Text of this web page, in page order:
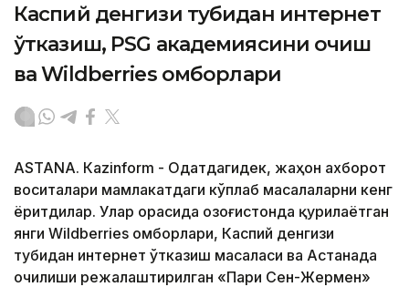
Каспий денгизи тубидан интернет
ўтказиш, PSG академиясини очиш
ва Wildberries омборлари
ASTANА. Кazinform - Одатдагидек, жаҳон ахборот
воситалари мамлакатдаги кўплаб масалаларни кенг
ёритдилар. Улар орасида Қозоғистонда қурилаётган
янги Wildberries омборлари, Каспий денгизи
тубидан интернет ўтказиш масаласи ва Астанада
очилиши режалаштирилган «Пари Сен-Жермен»